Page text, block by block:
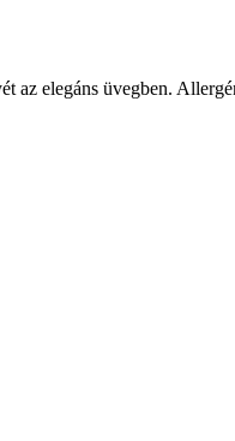
az elegáns üvegben.